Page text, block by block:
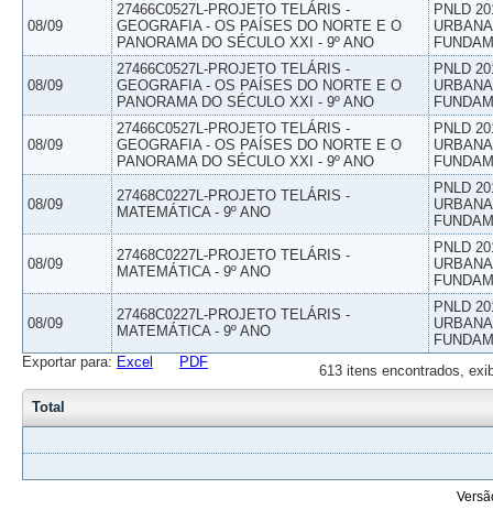
08/09
27466C0527L-PROJETO TELÁRIS -
GEOGRAFIA - OS PAÍSES DO NORTE E O
PANORAMA DO SÉCULO XXI - 9º ANO
PNLD
08/09
27466C0527L-PROJETO TELÁRIS -
GEOGRAFIA - OS PAÍSES DO NORTE E O
PANORAMA DO SÉCULO XXI - 9º ANO
PNLD
08/09
27466C0527L-PROJETO TELÁRIS -
GEOGRAFIA - OS PAÍSES DO NORTE E O
PANORAMA DO SÉCULO XXI - 9º ANO
PNLD
08/09
27468C0227L-PROJETO TELÁRIS -
MATEMÁTICA - 9º ANO
PNLD
08/09
27468C0227L-PROJETO TELÁRIS -
MATEMÁTICA - 9º ANO
PNLD
08/09
27468C0227L-PROJETO TELÁRIS -
MATEMÁTICA - 9º ANO
PNLD
613 itens encontrados,
Exportar para: Excel PDF
Total